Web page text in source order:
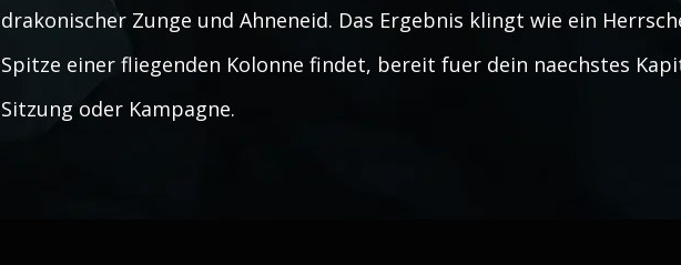
drakonischer Zunge und Ahneneid. Das Ergebnis klingt wie ein
Spitze einer fliegenden Kolonne findet, bereit fuer dein naechstes
Sitzung oder Kampagne.